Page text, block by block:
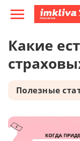
Какие
Полезные